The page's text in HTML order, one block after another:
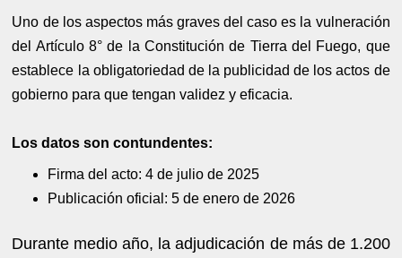
Uno de los aspectos más graves del caso es la vulneración
del Artículo 8° de la Constitución de Tierra del Fuego, que
establece la obligatoriedad de la publicidad de los actos de
gobierno para que tengan validez y eficacia.
Los datos son contundentes:
Firma del acto: 4 de julio de 2025
Publicación oficial: 5 de enero de 2026
Durante medio año, la adjudicación de más de 1.200